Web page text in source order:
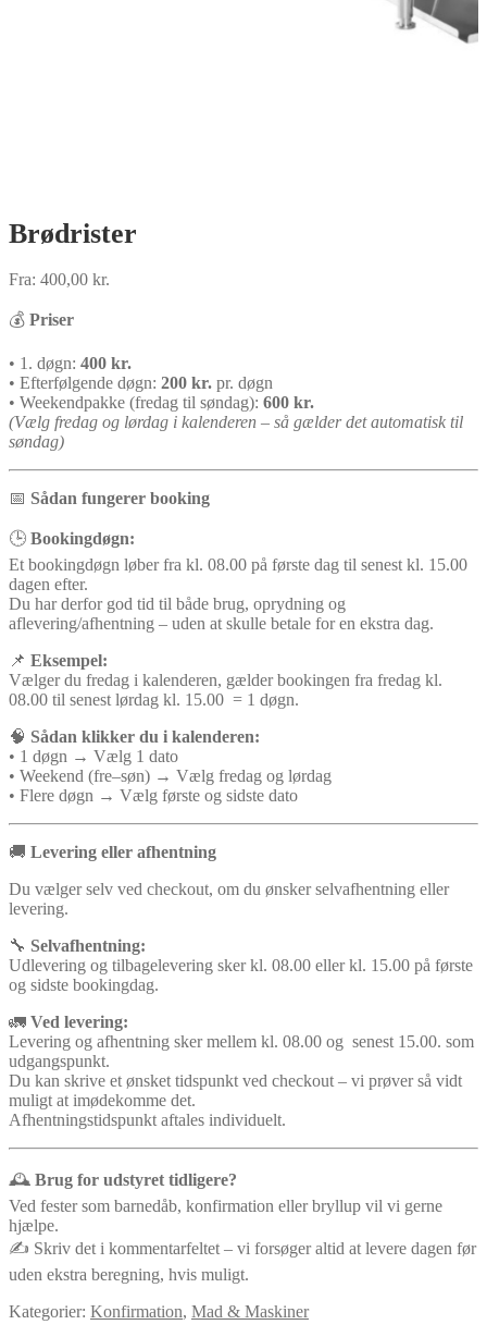
Brødrister
Fra: 400,00 kr.
💰 Priser
• 1. døgn: 400 kr.
• Efterfølgende døgn: 200 kr. pr. døgn
• Weekendpakke (fredag til søndag): 600 kr.
(Vælg fredag og lørdag i kalenderen – så gælder det automatisk til
søndag)
📅 Sådan fungerer booking
🕒 Bookingdøgn:
Et bookingdøgn løber fra kl. 08.00 på første dag til senest kl. 15.00
dagen efter.
Du har derfor god tid til både brug, oprydning og
aflevering/afhentning – uden at skulle betale for en ekstra dag.
📌 Eksempel:
Vælger du fredag i kalenderen, gælder bookingen fra fredag kl.
08.00 til senest lørdag kl. 15.00 = 1 døgn.
🧠 Sådan klikker du i kalenderen:
• 1 døgn → Vælg 1 dato
• Weekend (fre–søn) → Vælg fredag og lørdag
• Flere døgn → Vælg første og sidste dato
🚚 Levering eller afhentning
Du vælger selv ved checkout, om du ønsker selvafhentning eller
levering.
🔧 Selvafhentning:
Udlevering og tilbagelevering sker kl. 08.00 eller kl. 15.00 på første
og sidste bookingdag.
🚛 Ved levering:
Levering og afhentning sker mellem kl. 08.00 og senest 15.00. som
udgangspunkt.
Du kan skrive et ønsket tidspunkt ved checkout – vi prøver så vidt
muligt at imødekomme det.
Afhentningstidspunkt aftales individuelt.
🕰️ Brug for udstyret tidligere?
Ved fester som barnedåb, konfirmation eller bryllup vil vi gerne
hjælpe.
✍️ Skriv det i kommentarfeltet – vi forsøger altid at levere dagen før
uden ekstra beregning, hvis muligt.
Kategorier: Konfirmation, Mad & Maskiner